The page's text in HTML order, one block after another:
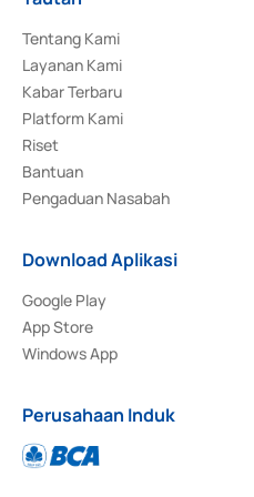
Tentang Kami
Layanan Kami
Kabar Terbaru
Platform Kami
Riset
Bantuan
Pengaduan Nasabah
Download Aplikasi
Google Play
App Store
Windows App
Perusahaan Induk